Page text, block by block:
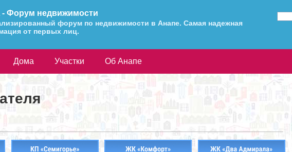
- Форум недвижимости
форум по недвижимости в Анапе. Самая надежная
от первых лиц.
Дома Участки Об Анапе